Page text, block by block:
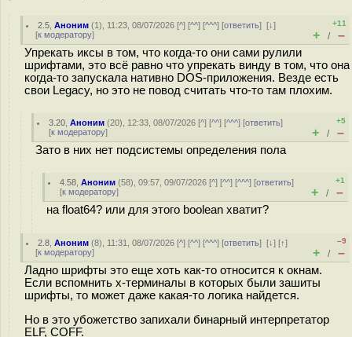
2.5 ,Аноним (1), 11:23, 08/07/2026 [^] [^^] [^^^] [ответить][↓]
[к модератору]
+11
+ / –
Упрекать иксы в том, что когда-то они сами рулили
шрифтами, это всё равно что упрекать винду в том, что она
когда-то запускала нативно DOS-приложения. Везде есть
свои Legacy, но это не повод считать что-то там плохим.
3.20 ,Аноним (20), 12:33, 08/07/2026 [^] [^^] [^^^] [ответить]
[к модератору]
+5
+ / –
Зато в них нет подсистемы определения пола
4.58 ,Аноним (58), 09:57, 09/07/2026 [^] [^^] [^^^] [ответить]
[к модератору]
+1
+ / –
на float64? или для этого boolean хватит?
2.8 ,Аноним (8), 11:31, 08/07/2026 [^] [^^] [^^^] [ответить][↓] [↑]
[к модератору]
–9
+ / –
Ладно шрифты это еще хоть как-то относится к окнам.
Если вспомнить х-терминалы в которых были зашиты
шрифты, то может даже какая-то логика найдется.
Но в это убожетство запихали бинарный интерпретатор
ELF, COFF.